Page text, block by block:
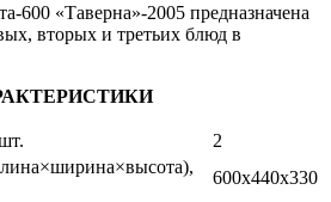
600 «Таверна»-2005 предназначена
вторых и третьих блюд в
2
600х440х330